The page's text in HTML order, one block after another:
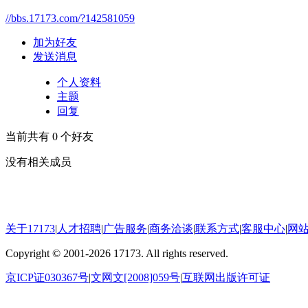
//bbs.17173.com/?142581059
加为好友
发送消息
个人资料
主题
回复
当前共有 0 个好友
没有相关成员
关于17173| 人才招聘|广告服务|商务洽谈|联系方式|客服中心|网
Copyright © 2001-2026 17173. All rights reserved.
京ICP证030367号|文网文[2008]059号|互联网出版许可证